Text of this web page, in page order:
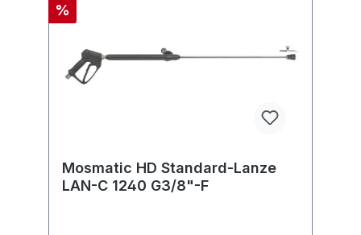
%
Mosmatic HD Standard-Lanze
LAN-C 1240 G3/8"-F